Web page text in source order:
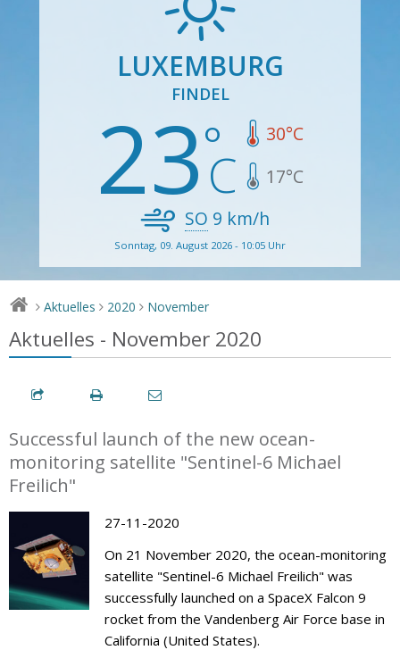
LUXEMBURG
FINDEL
23 30°C
17°C
SO 9 km/h
Sonntag, 09. August 2026 - 10:05 Uhr
> Aktuelles > 2020 > November
Aktuelles - November 2020
Successful launch of the new ocean-
monitoring satellite "Sentinel-6 Michael
Freilich"
27-11-2020
On 21 November 2020, the ocean-monitoring
satellite "Sentinel-6 Michael Freilich" was
successfully launched on a SpaceX Falcon 9
rocket from the Vandenberg Air Force base in
California (United States).